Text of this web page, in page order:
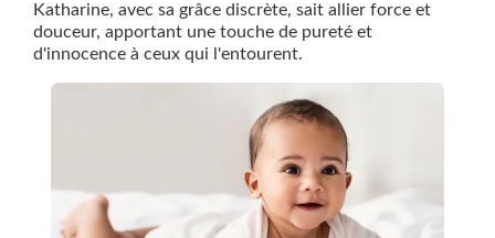
Katharine, avec sa grâce discrète, sait allier force et
douceur, apportant une touche de pureté et
d'innocence à ceux qui l'entourent.